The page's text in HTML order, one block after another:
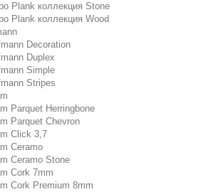
Plank коллекция Stone
Plank коллекция Wood
Decoration
Duplex
Simple
Stripes
Parquet Herringbone
Parquet Chevron
Click 3,7
Ceramo
Ceramo Stone
Cork 7mm
Cork Premium 8mm